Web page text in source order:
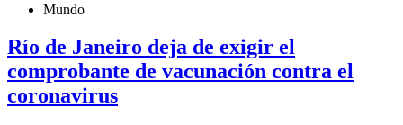
Mundo
Río de Janeiro deja de exigir el
comprobante de vacunación contra el
coronavirus